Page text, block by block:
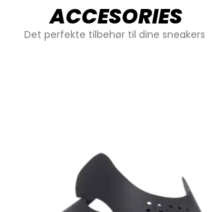
ACCESORIES
Det perfekte tilbehør til dine sneakers